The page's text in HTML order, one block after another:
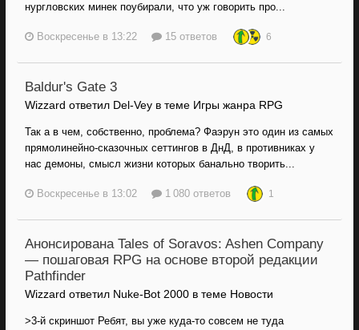
нургловских минек поубирали, что уж говорить про...
Воскресенье в 13:22 15 ответов 6
Baldur's Gate 3
Wizzard ответил Del-Vey в теме Игры жанра RPG
Так а в чем, собственно, проблема? Фаэрун это один из самых
прямолинейно-сказочных сеттингов в ДнД, в противниках у
нас демоны, смысл жизни которых банально творить...
Воскресенье в 13:02 1 080 ответов 1
Анонсирована Tales of Soravos: Ashen Company
— пошаговая RPG на основе второй редакции
Pathfinder
Wizzard ответил Nuke-Bot 2000 в теме Новости
>3-й скриншот Ребят, вы уже куда-то совсем не туда